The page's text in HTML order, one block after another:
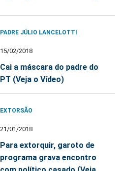
PADRE JÚLIO LANCELOTTI
15/02/2018
Cai a máscara do padre do
PT (Veja o Vídeo)
EXTORSÃO
21/01/2018
Para extorquir, garoto de
programa grava encontro